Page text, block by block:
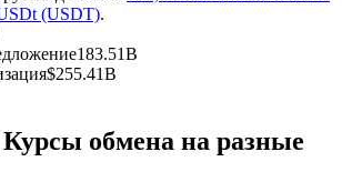
(USDT).
183.51B
$255.41B
обмена на разные